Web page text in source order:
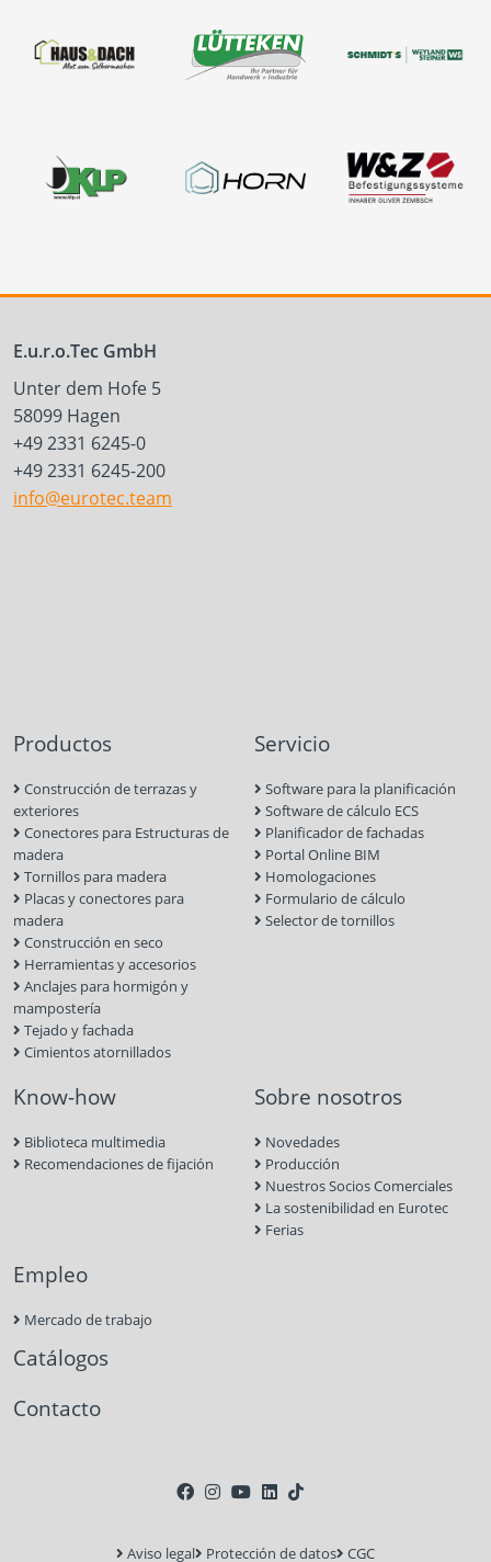
E.u.r.o.Tec GmbH
Unter dem Hofe 5
58099 Hagen
+49 2331 6245-0
+49 2331 6245-200
info@eurotec.team
Productos
Construcción de terrazas y
exteriores
Conectores para Estructuras de
madera
Tornillos para madera
Placas y conectores para
madera
Construcción en seco
Herramientas y accesorios
Anclajes para hormigón y
mampostería
Tejado y fachada
Cimientos atornillados
Servicio
Software para la planificación
Software de cálculo ECS
Planificador de fachadas
Portal Online BIM
Homologaciones
Formulario de cálculo
Selector de tornillos
Know-how
Biblioteca multimedia
Recomendaciones de fijación
Sobre nosotros
Novedades
Producción
Nuestros Socios Comerciales
La sostenibilidad en Eurotec
Ferias
Empleo
Mercado de trabajo
Catálogos
Contacto
Aviso legal Protección de datos CGC